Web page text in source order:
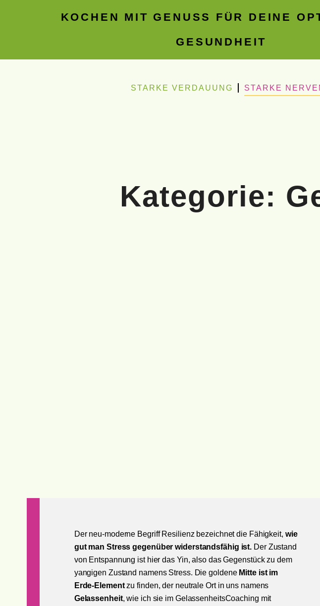
KOCHEN MIT GENUSS FÜR DEINE
GESUNDHEIT
STARKE VERDAUUNG STARKE
Kategorie:
Der neu-moderne Begriff Resilienz bezeichnet die Fähigkeit, wie
gut man Stress gegenüber widerstandsfähig ist. Der Zustand
von Entspannung ist hier das Yin, also das Gegenstück zu dem
yangigen Zustand namens Stress. Die goldene Mitte ist im
Erde-Elementzu finden, der neutrale Ort in uns namens
Gelassenheit, wie ich sie im GelassenheitsCoaching mit